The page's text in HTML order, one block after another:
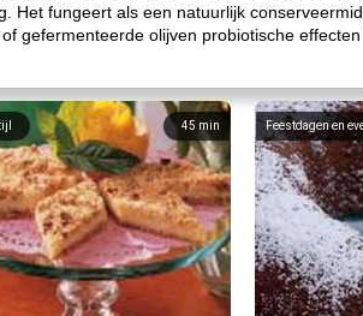
Het fungeert als een natuurlijk
gefermenteerde olijven probiotische
45 min Feestdagen en